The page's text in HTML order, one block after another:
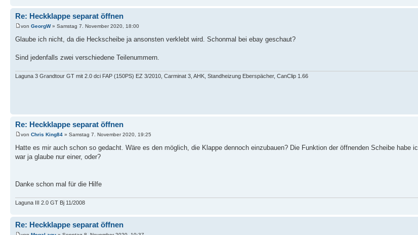
Re: Heckklappe separat öffnen
von GeorgW» Samstag 7. November 2020, 18:00
Glaube ich nicht, da die Heckscheibe ja ansonsten verklebt wird. Schonmal bei ebay geschaut?
Sind jedenfalls zwei verschiedene Teilenummern.
Laguna 3 Grandtour GT mit 2.0 dci FAP (150PS) EZ 3/2010, Carminat 3, AHK, Standheizung Eberspächer, CanClip 1.66
Re: Heckklappe separat öffnen
von Chris King84 » Samstag 7. November 2020, 19:25
Hatte es mir auch schon so gedacht. Wäre es den möglich, die Klappe dennoch einzubauen? Die Funktion der öffnenden Scheibe habe
war ja glaube nur einer, oder?
Danke schon mal für die Hilfe
Laguna III 2.0 GT Bj 11/2008
Re: Heckklappe separat öffnen